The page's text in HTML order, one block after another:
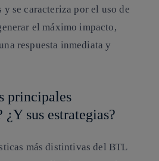
se caracteriza por el uso de
el máximo impacto,
respuesta inmediata y
principales
¿Y sus estrategias?
más distintivas del BTL